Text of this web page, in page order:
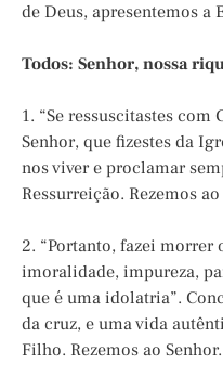
de Deus, apresentemos a
Todos: Senhor, nossa
1. “Se ressuscitastes com
Senhor, que fizestes da
nos viver e proclamar
Ressurreição. Rezemos ao
2. “Portanto, fazei morrer
imoralidade, impureza,
que é uma idolatria”.
da cruz, e uma vida
Filho. Rezemos ao Senhor.